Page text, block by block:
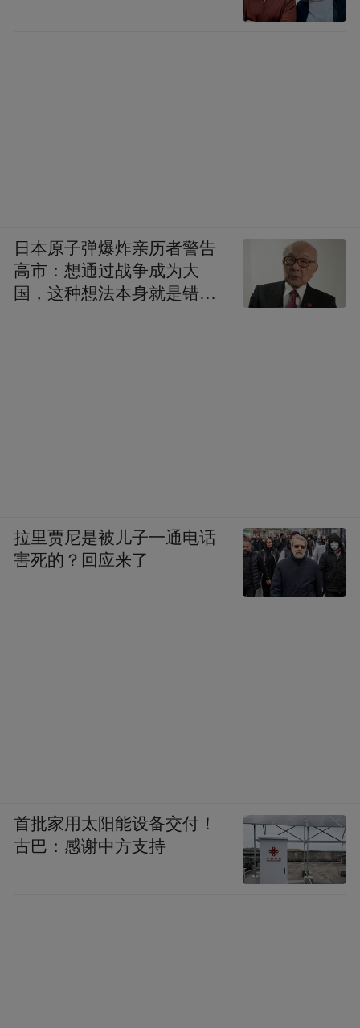
日本原子弹爆炸亲历者警告
高市：想通过战争成为大
国，这种想法本身就是错误
拉里贾尼是被儿子一通电话
害死的？回应来了
首批家用太阳能设备交付！
古巴：感谢中方支持